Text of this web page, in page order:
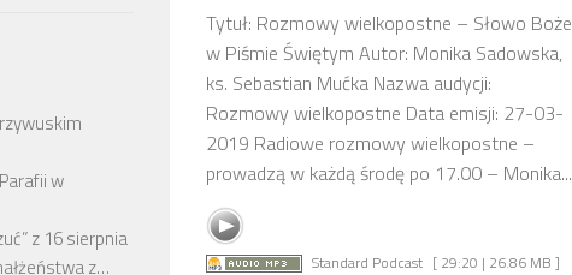
Tytuł: Rozmowy wielkopostne – Słowo Boże
w Piśmie Świętym Autor: Monika Sadowska,
ks. Sebastian Mućka Nazwa audycji:
Rozmowy wielkopostne Data emisji: 27-03-
2019 Radiowe rozmowy wielkopostne –
prowadzą w każdą środę po 17.00 – Monika...
Standard Podcast [ 29:20 | 26.86 MB ]
w
z 16 sierpnia
z…